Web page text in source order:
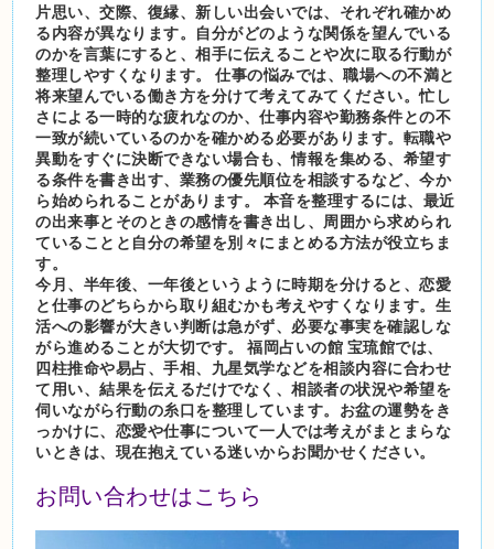
片思い、交際、復縁、新しい出会いでは、それぞれ確かめ
る内容が異なります。自分がどのような関係を望んでいる
のかを言葉にすると、相手に伝えることや次に取る行動が
整理しやすくなります。 仕事の悩みでは、職場への不満と
将来望んでいる働き方を分けて考えてみてください。忙し
さによる一時的な疲れなのか、仕事内容や勤務条件との不
一致が続いているのかを確かめる必要があります。転職や
異動をすぐに決断できない場合も、情報を集める、希望す
る条件を書き出す、業務の優先順位を相談するなど、今か
ら始められることがあります。 本音を整理するには、最近
の出来事とそのときの感情を書き出し、周囲から求められ
ていることと自分の希望を別々にまとめる方法が役立ちま
す。
今月、半年後、一年後というように時期を分けると、恋愛
と仕事のどちらから取り組むかも考えやすくなります。生
活への影響が大きい判断は急がず、必要な事実を確認しな
がら進めることが大切です。 福岡占いの館 宝琉館では、
四柱推命や易占、手相、九星気学などを相談内容に合わせ
て用い、結果を伝えるだけでなく、相談者の状況や希望を
伺いながら行動の糸口を整理しています。お盆の運勢をき
っかけに、恋愛や仕事について一人では考えがまとまらな
いときは、現在抱えている迷いからお聞かせください。
お問い合わせはこちら